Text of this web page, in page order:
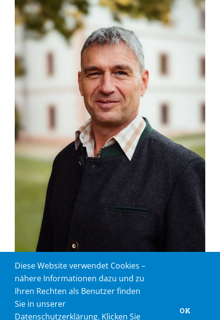
Mitglied im Bau- und Verkehrsausschuss
Diese Website verwendet Cookies –
nähere Informationen dazu und zu
Ihren Rechten als Benutzer finden
Sie in unserer
Datenschutzerklärung. Klicken Sie
OK